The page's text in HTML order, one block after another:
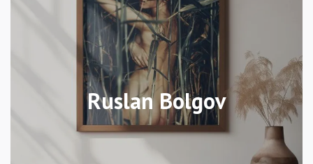
Ruslan Bolgov